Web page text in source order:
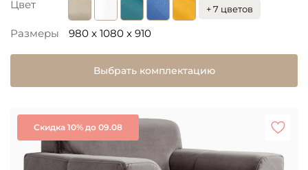
Цвет + 7 цветов
Размеры 980 x 1080 x 910
Выбрать комплектацию
Скидка 10% до 09.08